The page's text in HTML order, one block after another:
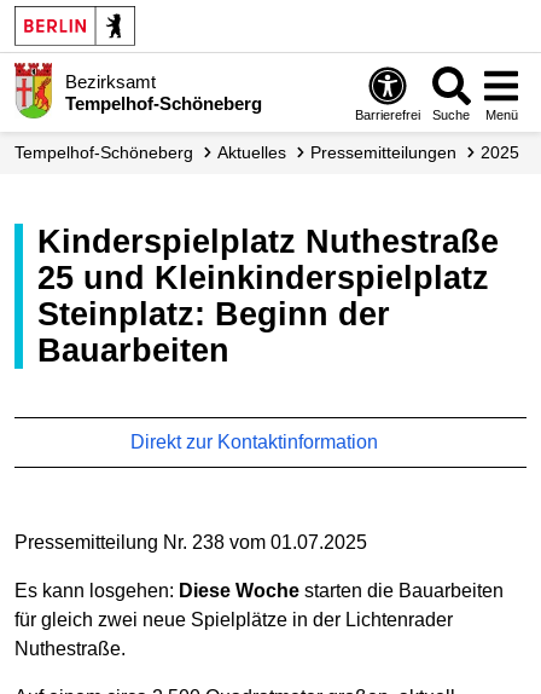
Bezirksamt
Tempelhof-Schöneberg
Barrierefrei Suche Menü
Tempelhof-Schöneberg Aktuelles Presse­mitteilungen 2025
Kinderspielplatz Nuthestraße
25 und Kleinkinderspielplatz
Steinplatz: Beginn der
Bauarbeiten
Direkt zur Kontaktinformation
Pressemitteilung Nr. 238 vom 01.07.2025
Es kann losgehen: Diese Woche starten die Bauarbeiten
für gleich zwei neue Spielplätze in der Lichtenrader
Nuthestraße.